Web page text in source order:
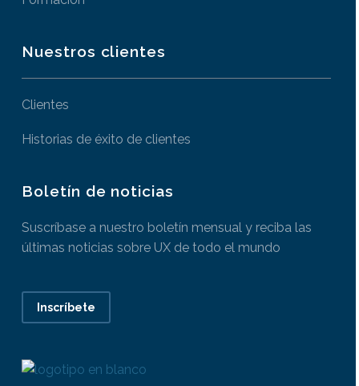
Nuestros clientes
Clientes
Historias de éxito de clientes
Boletín de noticias
Suscríbase a nuestro boletín mensual y reciba las
últimas noticias sobre UX de todo el mundo
Inscríbete